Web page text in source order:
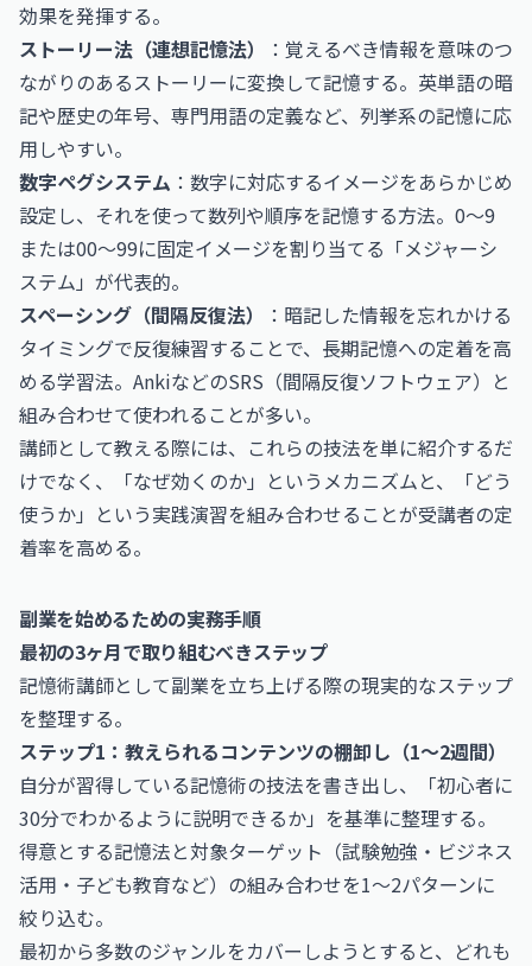
効果を発揮する。
ストーリー法（連想記憶法）
：覚えるべき情報を意味のつ
ながりのあるストーリーに変換して記憶する。英単語の暗
記や歴史の年号、専門用語の定義など、列挙系の記憶に応
用しやすい。
数字ペグシステム ：数字に対応するイメージをあらかじめ
設定し、それを使って数列や順序を記憶する方法。0〜9
または00〜99に固定イメージを割り当てる「メジャーシ
ステム」が代表的。
スペーシング（間隔反復法）
：暗記した情報を忘れかける
タイミングで反復練習することで、長期記憶への定着を高
める学習法。AnkiなどのSRS（間隔反復ソフトウェア）と
組み合わせて使われることが多い。
講師として教える際には、これらの技法を単に紹介するだ
けでなく、「なぜ効くのか」というメカニズムと、「どう
使うか」という実践演習を組み合わせることが受講者の定
着率を高める。
副業を始めるための実務手順
最初の3ヶ月で取り組むべきステップ
記憶術講師として副業を立ち上げる際の現実的なステップ
を整理する。
ステップ1：教えられるコンテンツの棚卸し（1〜2週間）
自分が習得している記憶術の技法を書き出し、「初心者に
30分でわかるように説明できるか」を基準に整理する。
得意とする記憶法と対象ターゲット（試験勉強・ビジネス
活用・子ども教育など）の組み合わせを1〜2パターンに
絞り込む。
最初から多数のジャンルをカバーしようとすると、どれも